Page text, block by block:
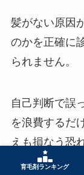
育毛剤ランキング
髪がない原因
のかを正確に
られません。
自己判断で誤
を浪費するだ
えも損なう恐